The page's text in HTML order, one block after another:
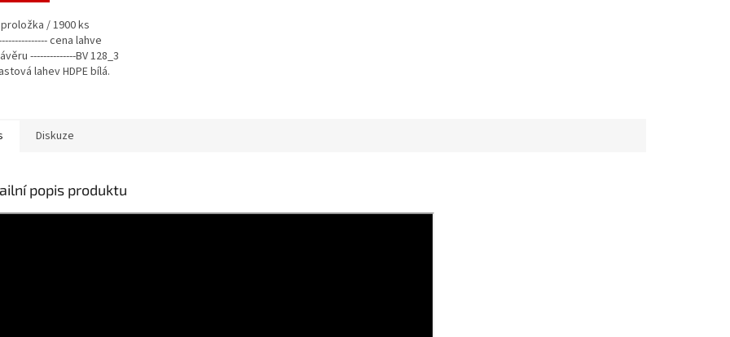
/ 1900 ks
cena lahve
--------------BV 128_3
lahev HDPE bílá.
Diskuze
popis produktu